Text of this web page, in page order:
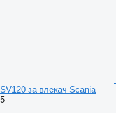
SV120 за влекач Scania
5